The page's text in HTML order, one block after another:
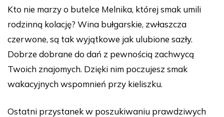
Kto nie marzy o butelce Melnika, której smak umili
rodzinną kolację? Wina bułgarskie, zwłaszcza
czerwone, są tak wyjątkowe jak ulubione sazły.
Dobrze dobrane do dań z pewnością zachwycą
Twoich znajomych. Dzięki nim poczujesz smak
wakacyjnych wspomnień przy kieliszku.
Ostatni przystanek w poszukiwaniu prawdziwych